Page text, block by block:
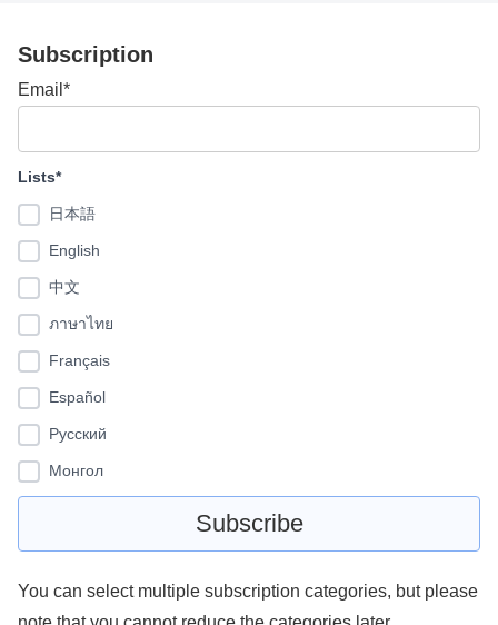
Subscription
Email*
Lists*
日本語
English
中文
ภาษาไทย
Français
Español
Pусский
Монгол
You can select multiple subscription categories, but please